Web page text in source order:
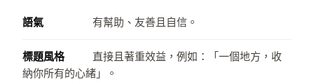
語氣 有幫助、友善且自信。
標題風格
直接且著重效益，例如：「一個地方，收
納你所有的心緒」。